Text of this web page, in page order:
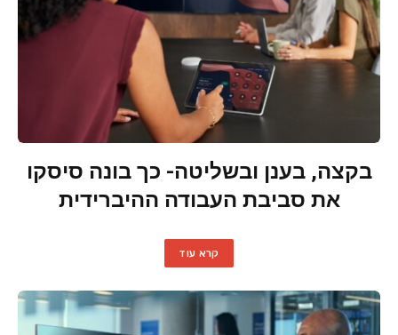
בקצה, בענן ובשליטה- כך בונה סיסקו
את סביבת העבודה ההיברידית
קרא עוד